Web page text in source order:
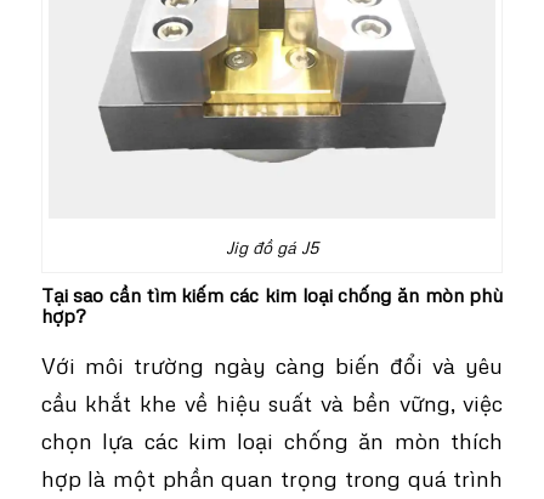
Jig đồ gá J5
Tại sao cần tìm kiếm các kim loại chống ăn mòn phù
hợp?
Với môi trường ngày càng biến đổi và yêu
cầu khắt khe về hiệu suất và bền vững, việc
chọn lựa các kim loại chống ăn mòn thích
hợp là một phần quan trọng trong quá trình